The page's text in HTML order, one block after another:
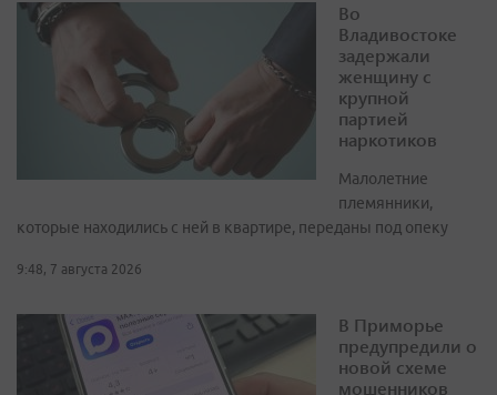
Во
Владивостоке
задержали
женщину с
крупной
партией
наркотиков
Малолетние
племянники,
которые находились с ней в квартире, переданы под опеку
9:48, 7 августа 2026
В Приморье
предупредили о
новой схеме
мошенников